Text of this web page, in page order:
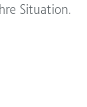
Situation.